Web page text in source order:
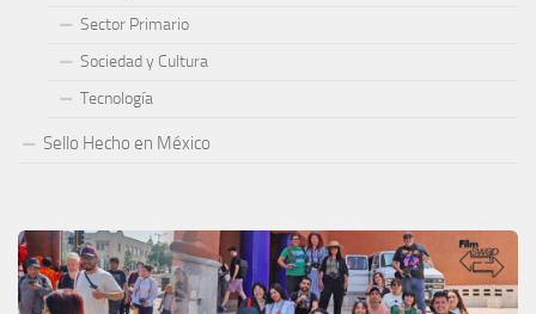
Sector Primario
Sociedad y Cultura
Tecnología
Sello Hecho en México